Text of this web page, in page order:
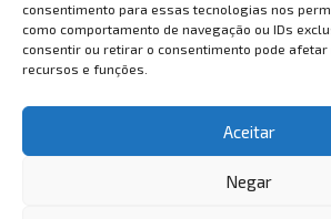
consentimento para essas tecnologias nos
como comportamento de navegação ou IDs
consentir ou retirar o consentimento pode
recursos e funções.
Aceitar
Negar
Moderadora; Professora Sandra
Historiadora e Pró-Reitora de
Tema: Como Expandir os PulmSeões –
Márcia Alcântara, Pneumologista; Dr.
Pneumologista e idealizador do Elmo.